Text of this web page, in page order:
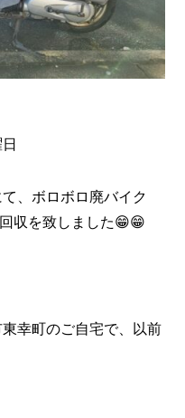
、ボロボロ廃バイク
収を致しました😁😁
幸町のご自宅で、以前